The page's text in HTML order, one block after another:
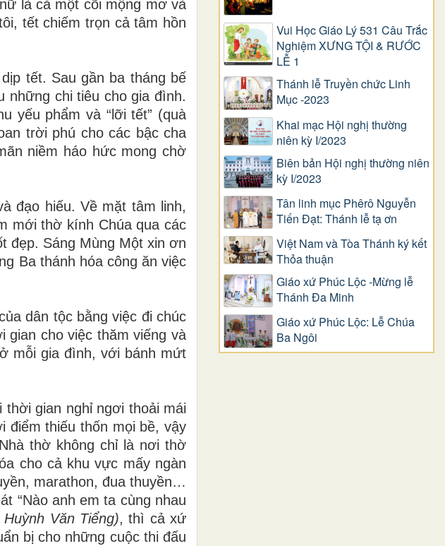
là cả một cõi mộng mơ và
tết chiếm trọn cả tâm hồn
tết. Sau gần ba tháng bế
những chi tiêu cho gia đình.
yếu phẩm và “lỡi tết” (quà
trời phú cho các bậc cha
niềm háo hức mong chờ
đạo hiếu. Về mặt tâm linh,
mới thờ kính Chúa qua các
đẹp. Sáng Mùng Một xin ơn
Ba thánh hóa công ăn việc
dân tộc bằng việc đi chúc
gian cho việc thăm viếng và
mỗi gia đình, với bánh mứt
gian nghỉ ngơi thoải mái
điểm thiếu thốn mọi bề, vậy
thờ không chỉ là nơi thờ
cho cả khu vực mấy ngàn
marathon, đua thuyền…
“Nào anh em ta cùng nhau
Văn Tiểng), thì cả xứ
bị cho những cuộc thi đấu
Vui Học Giáo Lý 531 Câu Trắc
Nghiệm XƯNG TỘI & RƯỚC
LỄ 1
Thánh lễ Truyền chức Linh
Mục -2023
Khai mạc Hội nghị thường
niên kỳ I/2023
Biên bản Hội nghị thường niên
kỳ I/2023
Tân linh mục Phêrô Nguyễn
Tiến Đạt: Thánh lễ tạ ơn
Việt Nam và Tòa Thánh ký kết
Thỏa thuận
Giáo xứ Phúc Lộc -Mừng lễ
Thánh Đa Minh
Giáo xứ Phúc Lộc: Lễ Chúa
Ba Ngôi